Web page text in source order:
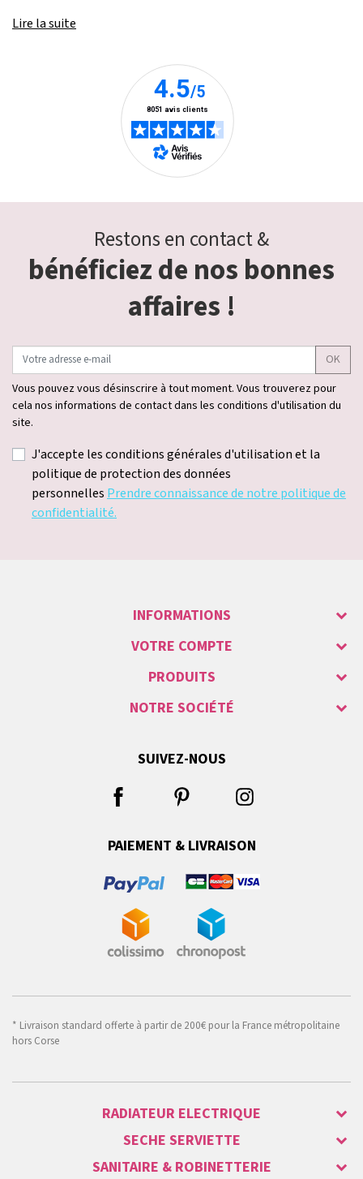
Lire la suite
Restons en contact &
bénéficiez de nos bonnes
affaires !
OK
Vous pouvez vous désinscrire à tout moment. Vous trouverez pour
cela nos informations de contact dans les conditions d'utilisation du
site.
J'accepte les conditions générales d'utilisation et la
politique de protection des données
personnelles Prendre connaissance de notre politique de
confidentialité.
INFORMATIONS
VOTRE COMPTE
PRODUITS
NOTRE SOCIÉTÉ
SUIVEZ-NOUS
PAIEMENT & LIVRAISON
* Livraison standard offerte à partir de 200€ pour la France métropolitaine
hors Corse
RADIATEUR ELECTRIQUE
SECHE SERVIETTE
SANITAIRE & ROBINETTERIE